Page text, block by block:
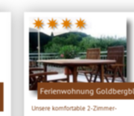
✷✷✷✷
Ferienwohnung
Unsere komfortable 2-Zimmer-